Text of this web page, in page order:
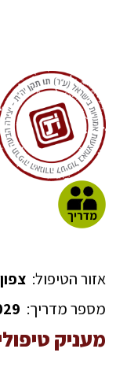
אזור הטיפול: צפון
מספר מדריך:
מעניק